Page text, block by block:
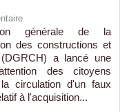
générale de la
des constructions et
a lancé une
des citoyens
circulation d'un faux
à l'acquisition...